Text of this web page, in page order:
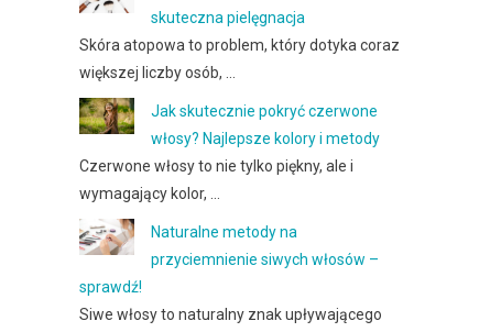
skuteczna pielęgnacja
Skóra atopowa to problem, który dotyka coraz
większej liczby osób, …
Jak skutecznie pokryć czerwone
włosy? Najlepsze kolory i metody
Czerwone włosy to nie tylko piękny, ale i
wymagający kolor, …
Naturalne metody na
przyciemnienie siwych włosów –
sprawdź!
Siwe włosy to naturalny znak upływającego